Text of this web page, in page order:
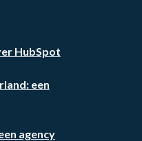
HubSpot
een
agency